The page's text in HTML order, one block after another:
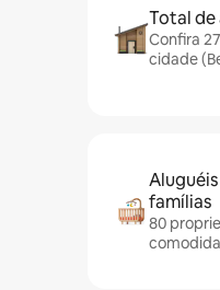
Total de
Confira
cidade
famílias
80